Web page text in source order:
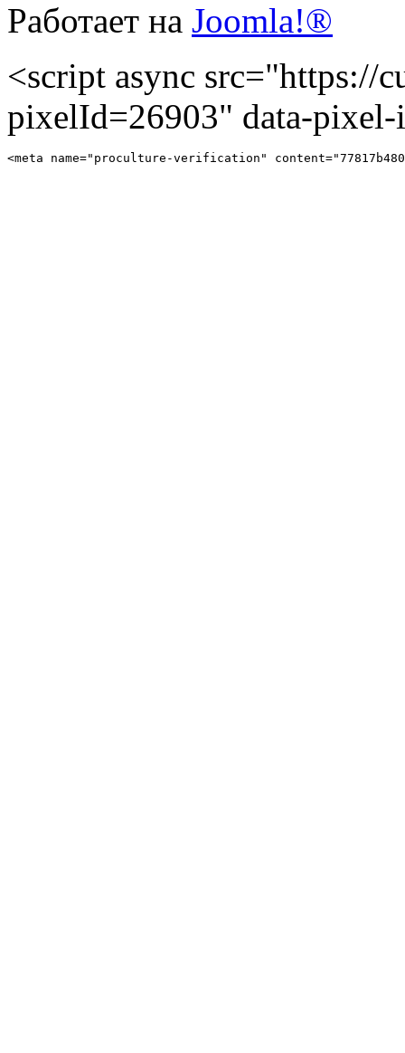
Работает на Joomla!®
<script async src="https://
pixelId=26903" data-
<meta name="proculture-verification"